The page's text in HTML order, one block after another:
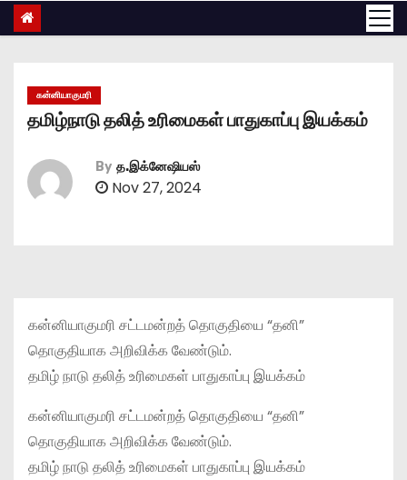
கன்னியாகுமரி
தமிழ்நாடு தலித் உரிமைகள் பாதுகாப்பு இயக்கம்
By த.இக்னேஷியஸ்
Nov 27, 2024
கன்னியாகுமரி சட்டமன்றத் தொகுதியை “தனி”
தொகுதியாக அறிவிக்க வேண்டும்.
தமிழ் நாடு தலித் உரிமைகள் பாதுகாப்பு இயக்கம்
கன்னியாகுமரி சட்டமன்றத் தொகுதியை “தனி”
தொகுதியாக அறிவிக்க வேண்டும்.
தமிழ் நாடு தலித் உரிமைகள் பாதுகாப்பு இயக்கம்